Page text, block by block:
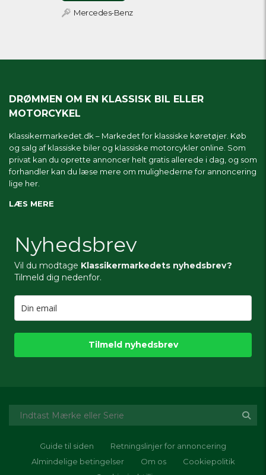
Mercedes-Benz
DRØMMEN OM EN KLASSISK BIL ELLER
MOTORCYKEL
Klassikermarkedet.dk – Markedet for klassiske køretøjer. Køb
og salg af klassiske biler og klassiske motorcykler online. Som
privat kan du oprette annoncer helt gratis allerede i dag, og som
forhandler kan du læse mere om mulighederne for annoncering
lige her.
LÆS MERE
Nyhedsbrev
Vil du modtage Klassikermarkedets nyhedsbrev?
Tilmeld dig nedenfor.
Tilmeld nyhedsbrev
Guide til siden
Retningslinjer for annoncering
Almindelige betingelser
Om os
Cookiepolitik